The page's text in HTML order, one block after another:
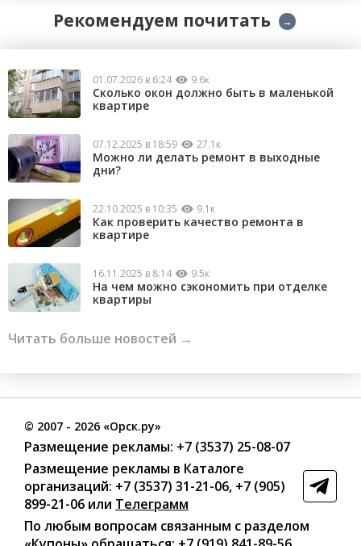
Рекомендуем почитать →
01.07.2026 в 6:24 9.6к
Сколько окон должно быть в маленькой
квартире
07.12.2025 в 18:59 27.1к
Можно ли делать ремонт в выходные
дни?
22.10.2025 в 10:35 9.1к
Как проверить качество ремонта в
квартире
16.11.2025 в 8:14 9.5к
На чем можно сэкономить при отделке
квартиры
Читать больше новостей →
© 2007 - 2026 «Орск.ру»
Размещение рекламы: +7 (3537) 25-08-07
Размещение рекламы в Каталоге
организаций: +7 (3537) 31-21-06, +7 (905)
899-21-06 или Телеграмм
По любым вопросам связанным с разделом